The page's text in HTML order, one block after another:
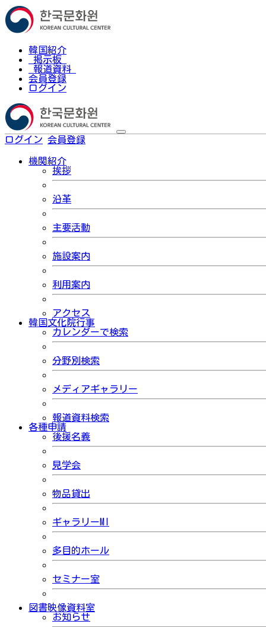
韓国紹介
掲示板
報道資料
会員登録
ログイン
ログイン 会員登録
機関紹介
挨拶
沿革
主要活動
施設案内
利用案内
アクセス
韓国文化院行事
カレンダーで検索
分野別検索
メディアギャラリー
報道資料検索
各種申請
後援名義
見学会
物品貸出
ギャラリーMI
多目的ホール
セミナー室
図書映像資料室
お知らせ